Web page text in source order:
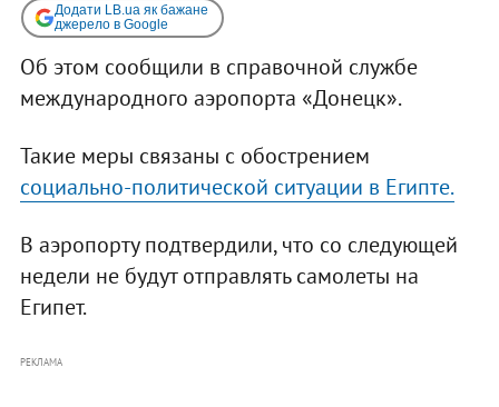
Додати LB.ua як бажане
джерело в Google
Об этом сообщили в справочной службе
международного аэропорта «Донецк».
Такие меры связаны с обострением
социально-политической ситуации в Египте.
В аэропорту подтвердили, что со следующей
недели не будут отправлять самолеты на
Египет.
РЕКЛАМА